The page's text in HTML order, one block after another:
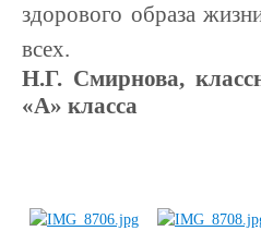
здорового образа
всех.
Н.Г. Смирнова,
«А» класса